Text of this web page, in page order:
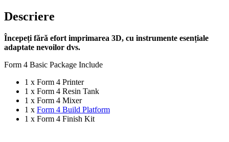
Descriere
Începeți fără efort imprimarea 3D, cu instrumente esențiale
adaptate nevoilor dvs.
Form 4 Basic Package Include
1 x Form 4 Printer
1 x Form 4 Resin Tank
1 x Form 4 Mixer
1 x Form 4 Build Platform
1 x Form 4 Finish Kit